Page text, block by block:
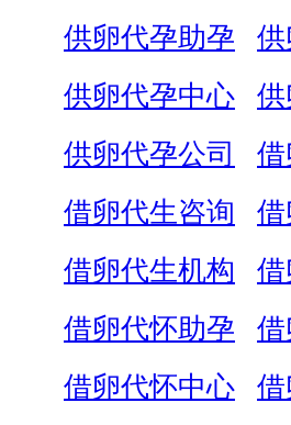
供卵代孕助孕
供
供卵代孕中心
供
供卵代孕公司
借卵代生咨询
借卵代生机构
借
借卵代怀助孕
借
借卵代怀中心
借